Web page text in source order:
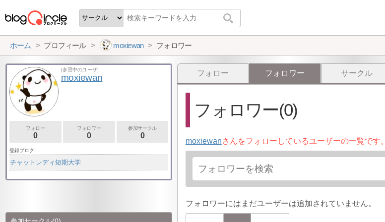
ホーム プロフィール moxiewan フォロワー
フォロー フォロワー サークル
フォロワー(0)
moxiewanさんをフォローしているユーザーの一覧です。
フォロワーにはまだユーザーは追加されていません。
[参照中のユーザ]
moxiewan
フォロー
0
フォロワー
0
参加サークル
0
登録ブログ
チャットレディ短期大学